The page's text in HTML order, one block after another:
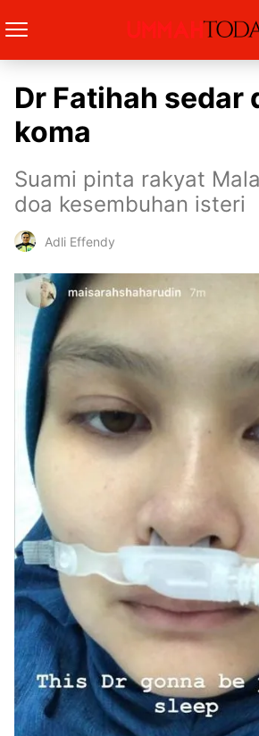
Dr Fatihah sedar
koma
Suami pinta rakyat
doa kesembuhan isteri
Adli Effendy